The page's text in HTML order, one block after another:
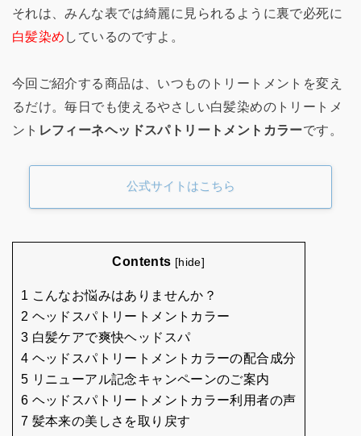
それは、みんな表では綺麗に見られるように裏で必死に
白髪染め しているのですよ。
今回ご紹介する商品は、いつものトリートメントを変え
るだけ。毎日でも使えるやさしい白髪染めのトリートメ
ント レフィーネヘッドスパトリートメントカラーです。
公式サイトはこちら
Contents [hide]
1 こんなお悩みはありませんか？
2 ヘッドスパトリートメントカラー
3 白髪ケアで爽快ヘッドスパ
4 ヘッドスパトリートメントカラーの配合成分
5 リニューアル記念キャンペーンのご案内
6 ヘッドスパトリートメントカラー利用者の声
7 髪本来の美しさを取り戻す